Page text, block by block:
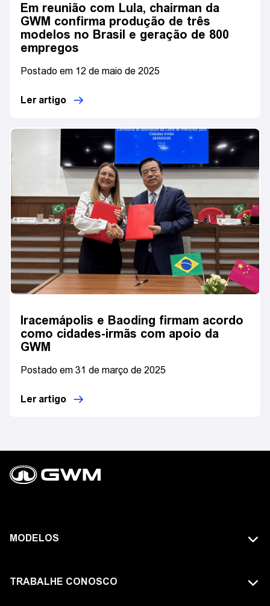
Em reunião com Lula, chairman da
GWM confirma produção de três
modelos no Brasil e geração de 800
empregos
Postado em 12 de maio de 2025
Ler artigo
Iracemápolis e Baoding firmam acordo
como cidades-irmãs com apoio da
GWM
Postado em 31 de março de 2025
Ler artigo
MODELOS
TRABALHE CONOSCO